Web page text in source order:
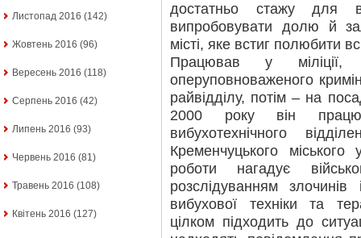
Листопад 2016 (142)
Жовтень 2016 (96)
Вересень 2016 (118)
Серпень 2016 (42)
Липень 2016 (93)
Червень 2016 (81)
Травень 2016 (108)
Квітень 2016 (127)
достатньо стажу для
випробовувати долю й
місті, яке встиг полюбити
Працював у
оперуповноваженого
райвідділу, потім – на
2000 року він працює
вибухотехнічного
Кременчуцького міського
роботи нагадує
розслідуванням злочинів
вибухової техніки та
цілком підходить до